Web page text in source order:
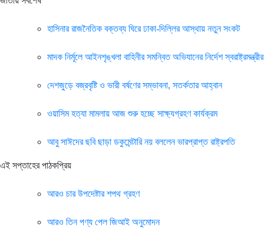
হাসিনার রাজনৈতিক বক্তব্য ঘিরে ঢাকা-দিল্লির আস্থায় নতুন সংকট
মাদক নির্মূলে আইনশৃঙ্খলা বাহিনীর সমন্বিত অভিযানের নির্দেশ স্বরাষ্ট্রমন্ত্রীর
দেশজুড়ে বজ্রবৃষ্টি ও ভারী বর্ষণের সম্ভাবনা, সতর্কতার আহ্বান
ওয়াসিম হত্যা মামলায় আজ শুরু হচ্ছে সাক্ষ্যগ্রহণ কার্যক্রম
আবু সাঈদের ছবি ছাড়া ডকুমেন্টারি নয় বললেন ভারপ্রাপ্ত রাষ্ট্রপতি
এই সপ্তাহের পাঠকপ্রিয়
আরও চার উপদেষ্টার শপথ গ্রহণ
আরও তিন পণ্য পেল জিআই অনুমোদন